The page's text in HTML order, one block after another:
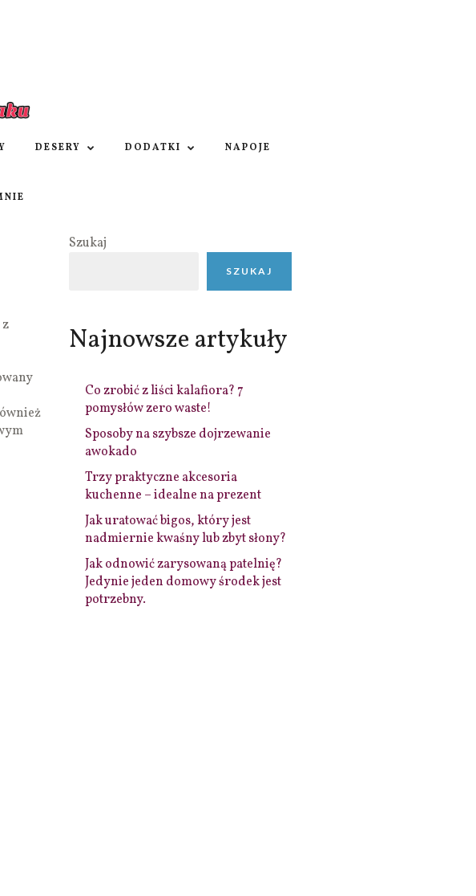
DESERY DODATKI NAPOJE
Szukaj
SZUKAJ
Najnowsze artykuły
Co zrobić z liści kalafiora? 7
pomysłów zero waste!
Sposoby na szybsze dojrzewanie
awokado
Trzy praktyczne akcesoria
kuchenne – idealne na prezent
Jak uratować bigos, który jest
nadmiernie kwaśny lub zbyt słony?
Jak odnowić zarysowaną patelnię?
Jedynie jeden domowy środek jest
potrzebny.